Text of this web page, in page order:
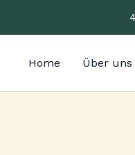
Home Über uns